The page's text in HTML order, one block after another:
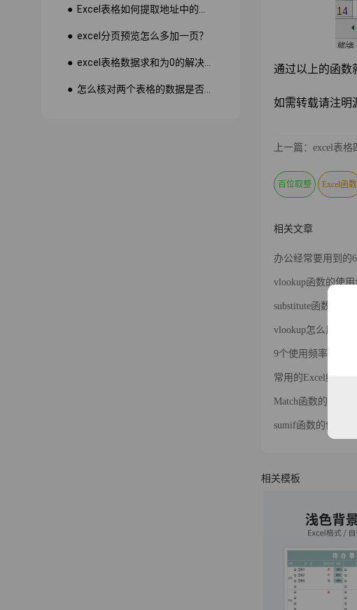
● excel分页预览怎么多加一页？
通过以上的函数
如需转载请注
上一篇：excel表
百位取整 Excel函数
相关文章
办公经常要用到的
vlookup函数的使
substitute函数的使
vlookup怎么反向查
9个使用频率高的
常用的Excel统计函
Match函数的使用教
sumif函数的使用方
相关模板